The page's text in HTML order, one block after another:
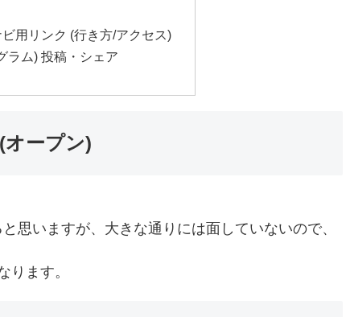
用リンク (行き方/アクセス)
ラム) 投稿・シェア
オープン)
思いますが、大きな通りには面していないので、
ります。